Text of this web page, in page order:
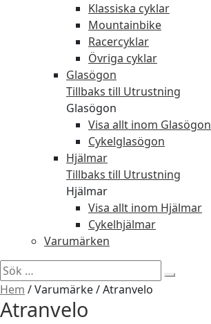
Klassiska cyklar
Mountainbike
Racercyklar
Övriga cyklar
Glasögon
Tillbaks till Utrustning
Glasögon
Visa allt inom Glasögon
Cykelglasögon
Hjälmar
Tillbaks till Utrustning
Hjälmar
Visa allt inom Hjälmar
Cykelhjälmar
Varumärken
Sök
efter:
Hem /Varumärke/Atranvelo
Atranvelo